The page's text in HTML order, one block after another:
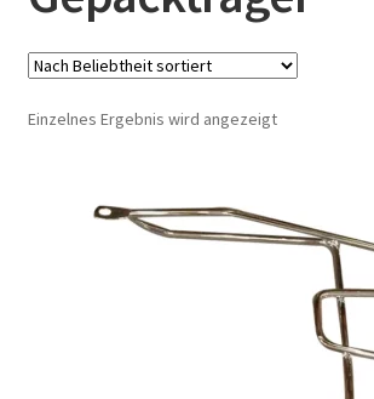
Einzelnes Ergebnis wird angezeigt